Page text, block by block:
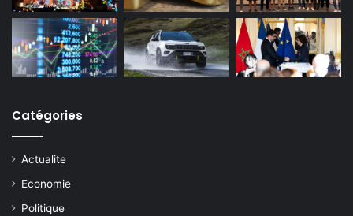
Catégories
Actualite
Economie
Politique